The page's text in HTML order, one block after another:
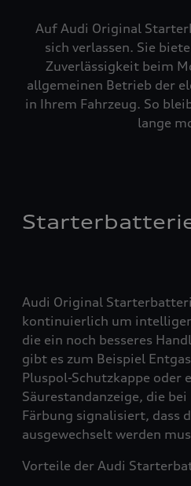
Auf Audi Original
sich verlassen. Sie
Zuverlässigkeit beim
allgemeinen Betrieb der
in Ihrem Fahrzeug. So
lange
Audi Original
kontinuierlich um
die ein noch besseres
gibt es zum Beispiel
Pluspol-Schutzkappe oder
Säurestandanzeige, die
Färbung signalisiert, dass
ausgewechselt werden
Vorteile der Audi